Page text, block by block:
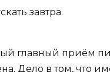
завтра.
главный приём
Дело в том, что